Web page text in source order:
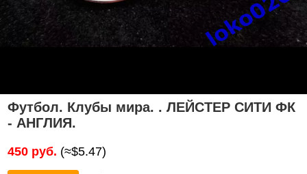
Футбол. Клубы мира. . ЛЕЙСТЕР СИТИ ФК
- АНГЛИЯ.
450 руб. (≈$5.47)